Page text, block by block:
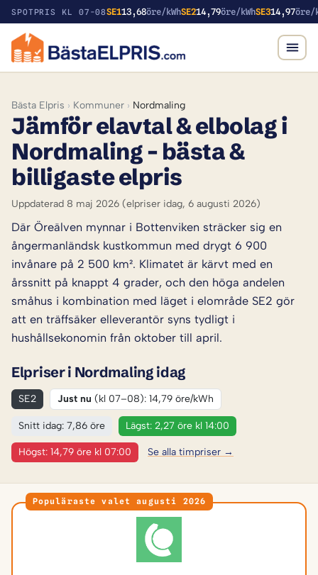
SPOTPRIS KL 07-08SE113,68öre/kWhSE214,79öre/kWhSE314,97öre/
Bästa Elpris › Kommuner › Nordmaling
Jämför elavtal & elbolag i
Nordmaling – bästa &
billigaste elpris
Uppdaterad 8 maj 2026 (elpriser idag, 6 augusti 2026)
Där Öreälven mynnar i Bottenviken sträcker sig en
ångermanländsk kustkommun med drygt 6 900
invånare på 2 500 km². Klimatet är kärvt med en
årssnitt på knappt 4 grader, och den höga andelen
småhus i kombination med läget i elområde SE2 gör
att en träffsäker elleverantör syns tydligt i
hushållsekonomin från oktober till april.
Elpriser i Nordmaling idag
SE2 Just nu (kl 07–08): 14,79 öre/kWh
Snitt idag: 7,86 öre Lägst: 2,27 öre kl 14:00
Högst: 14,79 öre kl 07:00 Se alla timpriser →
Populäraste valet augusti 2026